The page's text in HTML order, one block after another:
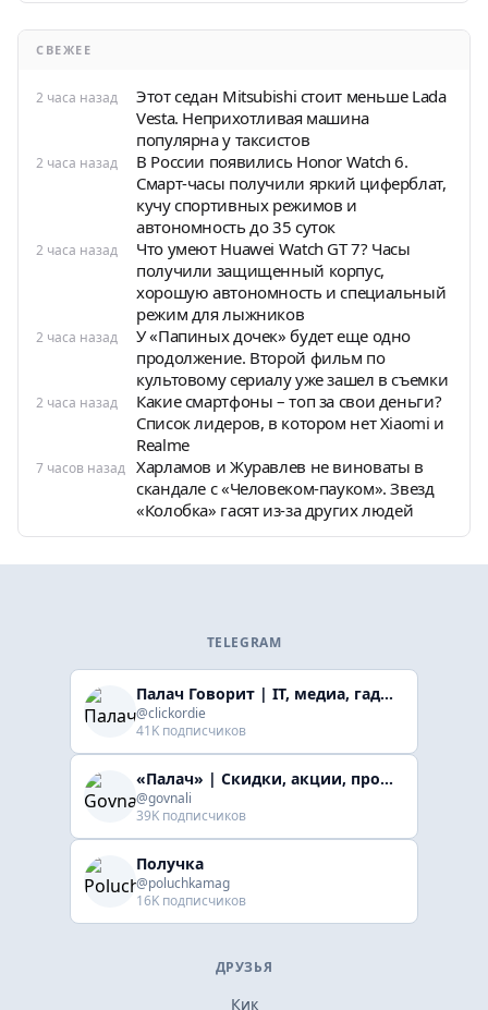
СВЕЖЕЕ
2 часа назад
Этот седан Mitsubishi стоит меньше Lada
Vesta. Неприхотливая машина
популярна у таксистов
2 часа назад
В России появились Honor Watch 6.
Смарт-часы получили яркий циферблат,
кучу спортивных режимов и
автономность до 35 суток
2 часа назад
Что умеют Huawei Watch GT 7? Часы
получили защищенный корпус,
хорошую автономность и специальный
режим для лыжников
2 часа назад
У «Папиных дочек» будет еще одно
продолжение. Второй фильм по
культовому сериалу уже зашел в съемки
2 часа назад
Какие смартфоны – топ за свои деньги?
Список лидеров, в котором нет Xiaomi и
Realme
7 часов назад Харламов и Журавлев не виноваты в
скандале с «Человеком-пауком». Звезд
«Колобка» гасят из-за других людей
TELEGRAM
Палач Говорит | IT, медиа, гaджеты, скидки
@clickordie
41K подписчиков
«Палач» | Скидки, акции, промокоды
@govnali
39K подписчиков
Получка
@poluchkamag
16K подписчиков
ДРУЗЬЯ
Кик